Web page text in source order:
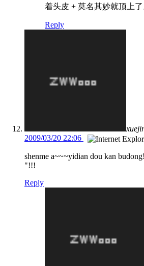
着头皮 + 莫名其妙就顶上了
Reply
2009/03/20 22:06
shenme a~~~yidian dou kan
"!!!
Reply